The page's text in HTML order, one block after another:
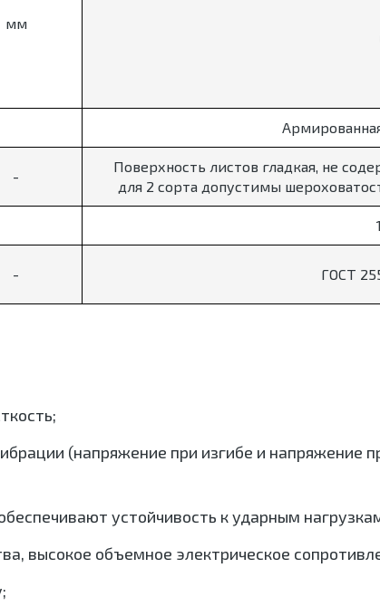
мм
-
Поверхность листов гладкая, не
для 2 сорта допустимы
- ГОСТ
(напряжение при изгибе и напряжение
устойчивость к ударным
высокое объемное электрическое